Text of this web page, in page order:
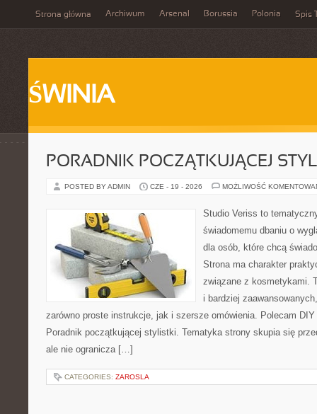
Strona główna Archiwum Arsenal Borussia Polonia Spis
ŚWINIA
PORADNIK POCZĄTKUJĄCEJ
POSTED BY ADMIN CZE - 19 - 2026 MOŻLIWOŚĆ
Studio Veriss to
świadomemu dbaniu o
dla osób, które chcą
Strona ma charakter
związane z kosmetykami.
i bardziej
zarówno proste instrukcje, jak i szersze omówienia. Polecam
Poradnik początkującej stylistki. Tematyka strony skupia się
ale nie ogranicza […]
CATEGORIES: ZAROSLA